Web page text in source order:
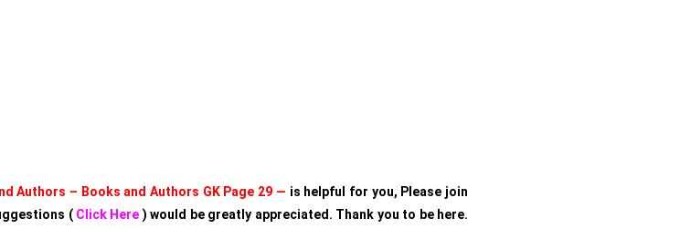
Authors – Books and Authors GK Page 29 — is helpful for you, Please join
( Click Here ) would be greatly appreciated. Thank you to be here.